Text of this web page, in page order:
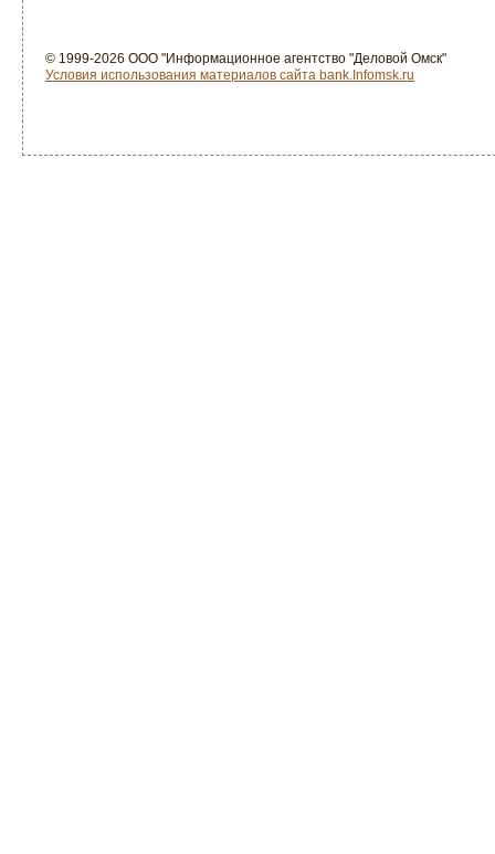
© 1999-2026 ООО "Информационное агентство "Деловой Омск"
Условия использования материалов сайта bank.Infomsk.ru